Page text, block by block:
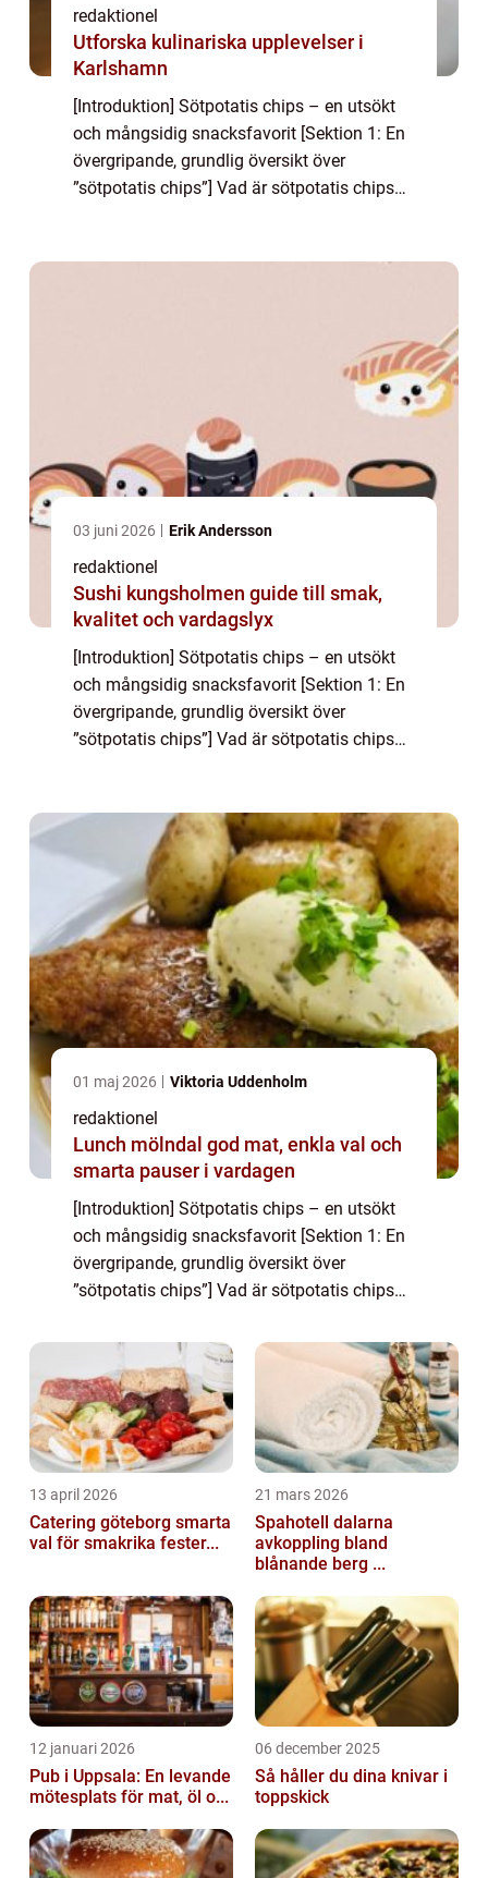
redaktionel
Utforska kulinariska upplevelser i
Karlshamn
[Introduktion] Sötpotatis chips – en utsökt
och mångsidig snacksfavorit [Sektion 1: En
övergripande, grundlig översikt över
”sötpotatis chips”] Vad är sötpotatis chips
03 juni 2026 Erik Andersson
redaktionel
Sushi kungsholmen guide till smak,
kvalitet och vardagslyx
[Introduktion] Sötpotatis chips – en utsökt
och mångsidig snacksfavorit [Sektion 1: En
övergripande, grundlig översikt över
”sötpotatis chips”] Vad är sötpotatis chips
01 maj 2026 Viktoria Uddenholm
redaktionel
Lunch mölndal god mat, enkla val och
smarta pauser i vardagen
[Introduktion] Sötpotatis chips – en utsökt
och mångsidig snacksfavorit [Sektion 1: En
övergripande, grundlig översikt över
”sötpotatis chips”] Vad är sötpotatis chips
kända som sötpotatis...
13 april 2026
Catering göteborg smarta
val för smakrika fester...
21 mars 2026
Spahotell dalarna
avkoppling bland
blånande berg ...
12 januari 2026
Pub i Uppsala: En levande
mötesplats för mat, öl o...
06 december 2025
Så håller du dina knivar i
toppskick